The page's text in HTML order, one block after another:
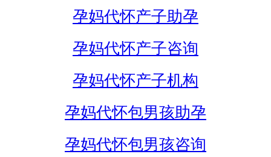
孕妈代怀产子助孕
孕妈代怀产子咨询
孕妈代怀产子机构
孕妈代怀包男孩助孕
孕妈代怀包男孩咨询